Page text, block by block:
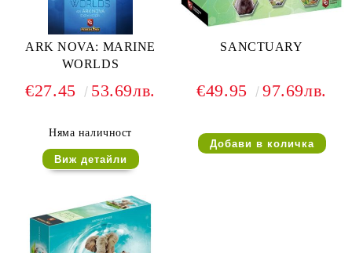
ARK NOVA: MARINE
WORLDS
€27.45 53.69лв.
Няма наличност
Виж детайли
SANCTUARY
€49.95 97.69лв.